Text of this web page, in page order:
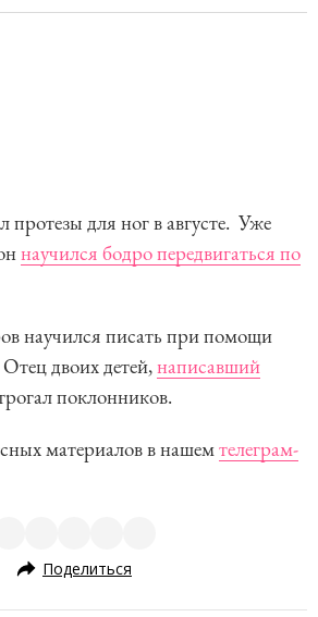
для ног в августе. Уже
научился бодро передвигаться по
научился писать при помощи
двоих детей,написавший
поклонников.
материалов в нашемтелеграм-
Поделиться